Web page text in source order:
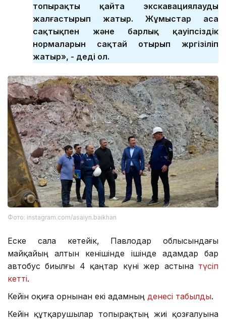
топырақты қайта экскавациялауды
жалғастырып жатыр. Жұмыстар аса
сақтықпен және барлық қауіпсіздік
нормаларын сақтай отырып жүргізіліп
жатыр», - деді ол.
Фото: instagram.com/asaiyn.baikhan
Еске сала кетейік, Павлодар облысындағы
майқайың алтын кенішінде ішінде адамдар бар
автобус биылғы 4 қаңтар күні жер астына түсіп
кетті.
Кейін оқиға орнынан екі адамның денесі табылды.
Кейін құтқарушылар топырақтың жиі қозғалуына